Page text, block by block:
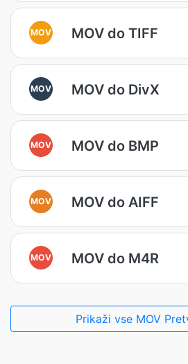
MOV MOV do TIFF
MOV MOV do DivX
MOV MOV do BMP
MOV MOV do AIFF
MOV MOV do M4R
Prikaži vse MOV